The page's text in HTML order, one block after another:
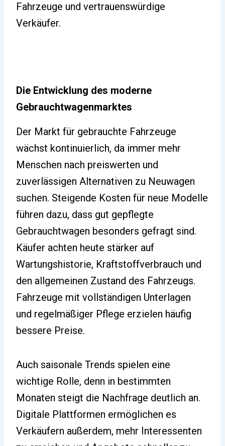
Fahrzeuge und vertrauenswürdige
Verkäufer.
Die Entwicklung des moderne
Gebrauchtwagenmarktes
Der Markt für gebrauchte Fahrzeuge
wächst kontinuierlich, da immer mehr
Menschen nach preiswerten und
zuverlässigen Alternativen zu Neuwagen
suchen. Steigende Kosten für neue Modelle
führen dazu, dass gut gepflegte
Gebrauchtwagen besonders gefragt sind.
Käufer achten heute stärker auf
Wartungshistorie, Kraftstoffverbrauch und
den allgemeinen Zustand des Fahrzeugs.
Fahrzeuge mit vollständigen Unterlagen
und regelmäßiger Pflege erzielen häufig
bessere Preise.
Auch saisonale Trends spielen eine
wichtige Rolle, denn in bestimmten
Monaten steigt die Nachfrage deutlich an.
Digitale Plattformen ermöglichen es
Verkäufern außerdem, mehr Interessenten